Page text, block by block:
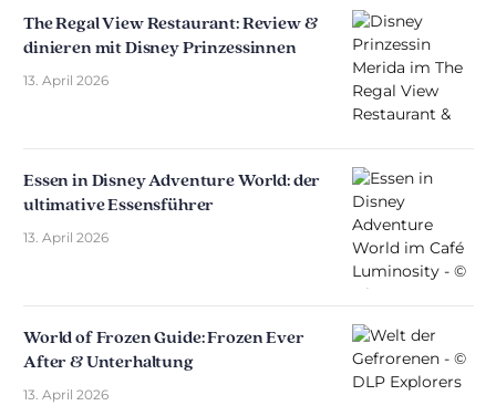
The Regal View Restaurant: Review &
dinieren mit Disney Prinzessinnen
13. April 2026
Essen in Disney Adventure World: der
ultimative Essensführer
13. April 2026
World of Frozen Guide: Frozen Ever
After & Unterhaltung
13. April 2026